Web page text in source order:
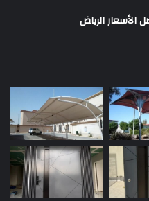
الأسعار الرياض